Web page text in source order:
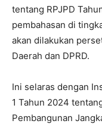
tentang RPJPD
pembahasan di
akan dilakukan
Daerah dan DPRD.
Ini selaras dengan
1 Tahun 2024
Pembangunan